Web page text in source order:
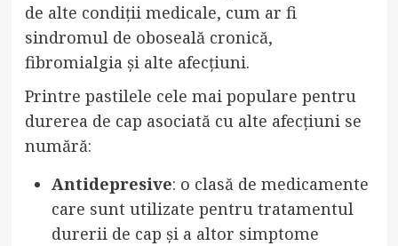
de alte condiții medicale, cum ar fi
sindromul de oboseală cronică,
fibromialgia și alte afecțiuni.
Printre pastilele cele mai populare pentru
durerea de cap asociată cu alte afecțiuni se
numără:
Antidepresive: o clasă de medicamente
care sunt utilizate pentru tratamentul
durerii de cap și a altor simptome